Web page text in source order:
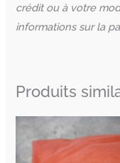
crédit ou à votre
informations sur la
Produits